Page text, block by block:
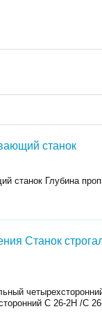
станок
станок Глубина
Станок
С 26-2Н /С